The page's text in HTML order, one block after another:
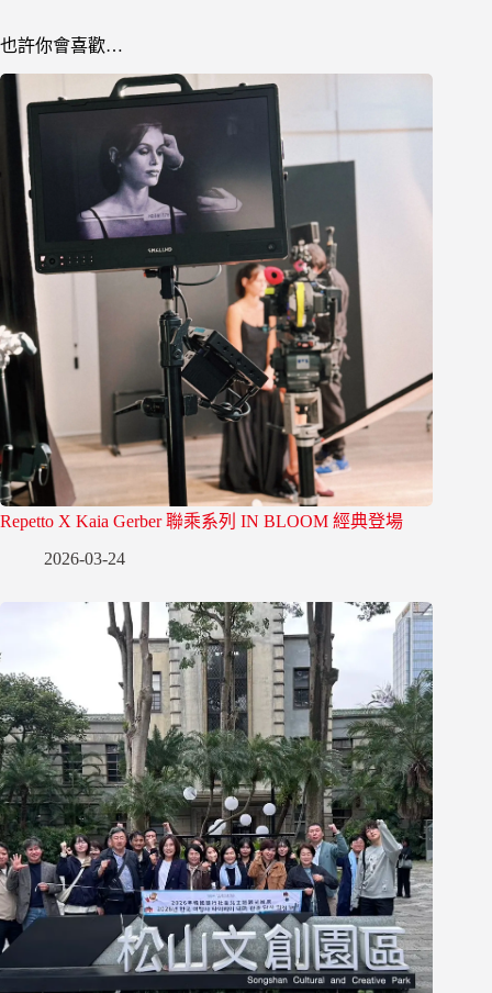
也許你會喜歡…
Repetto X Kaia Gerber 聯乘系列 IN BLOOM 經典登場
2026-03-24